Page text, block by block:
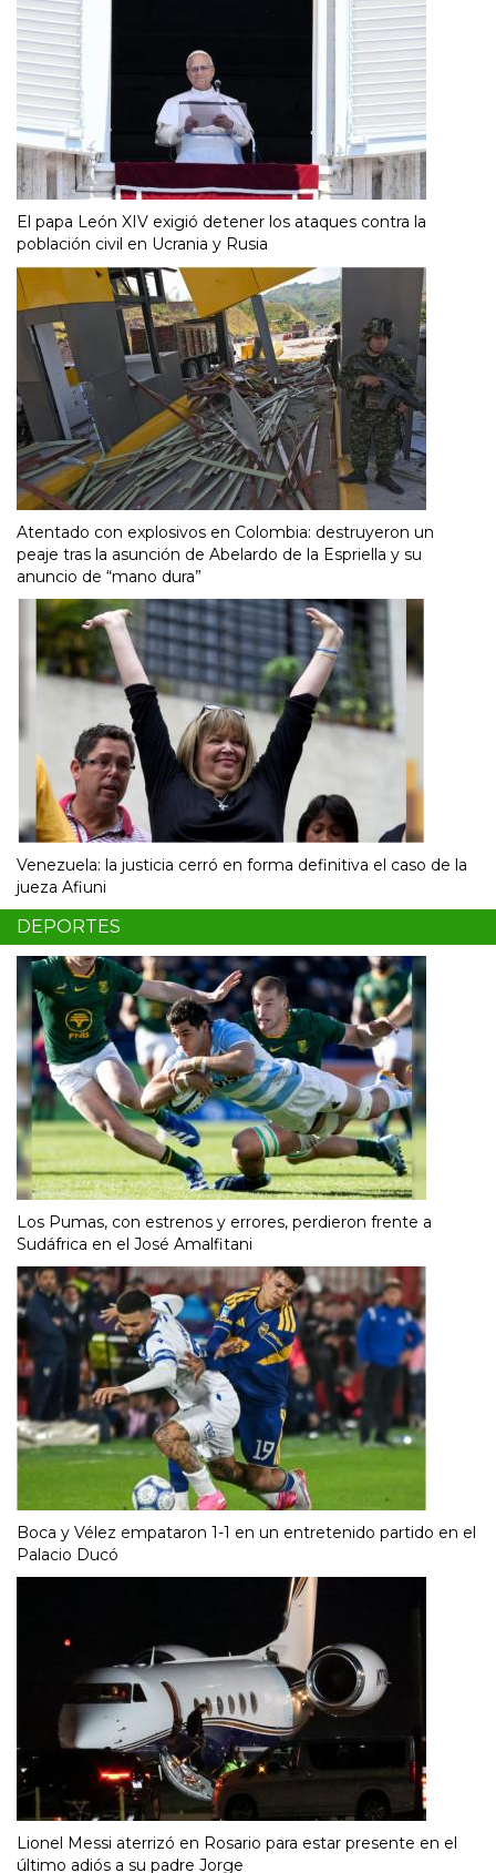
El papa León XIV exigió detener los ataques contra la
población civil en Ucrania y Rusia
Atentado con explosivos en Colombia: destruyeron un
peaje tras la asunción de Abelardo de la Espriella y su
anuncio de “mano dura”
Venezuela: la justicia cerró en forma definitiva el caso de la
jueza Afiuni
DEPORTES
Los Pumas, con estrenos y errores, perdieron frente a
Sudáfrica en el José Amalfitani
Boca y Vélez empataron 1-1 en un entretenido partido en el
Palacio Ducó
Lionel Messi aterrizó en Rosario para estar presente en el
último adiós a su padre Jorge